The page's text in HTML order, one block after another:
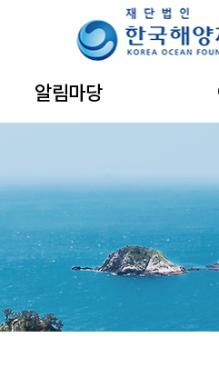
본문 바로가기
주메뉴 바로가기
하단 바로가기
알림마당